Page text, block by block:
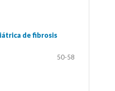
de fibrosis
50-58